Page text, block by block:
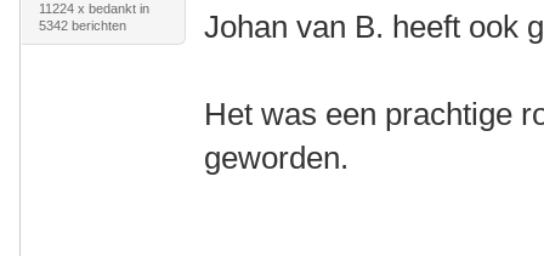
11224 x bedankt in
5342 berichten
Johan van B. heeft ook
Het was een prachtige
geworden.